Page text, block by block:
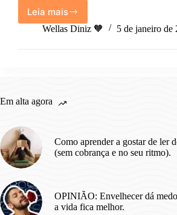
Leia maisOpinião:
Faça
que
é.
Wellas Diniz 🧡 5 de janeiro de
Em alta agora
Como aprender a gostar de ler
(sem cobrança e no seu ritmo).
OPINIÃO: Envelhecer dá
a vida fica melhor.